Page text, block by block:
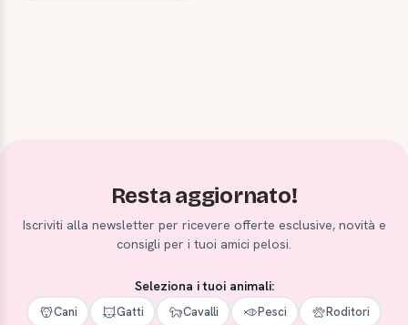
Resta aggiornato!
Iscriviti alla newsletter per ricevere offerte esclusive, novità e
consigli per i tuoi amici pelosi.
Seleziona i tuoi animali:
Cani Gatti Cavalli Pesci Roditori